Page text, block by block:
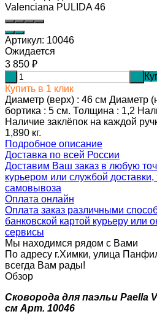
Valenciana PULIDA 46
Артикул: 10046
Ожидается
3 850 ₽
Купить в 1 клик
Диаметр (верх) : 46 см Диаметр
бортика : 5 см. Толщина : 1,2
Наличие заклёпок на каждой
1,890 кг.
Подробное описание
Доставка по всей России
Доставим Ваш заказ в любую
курьером или службой
самовывоза
Оплата онлайн
Оплата заказ различными
банковской картой курьеру или
сервисы
Мы находимся рядом с Вами
По адресу г.Химки, улица
всегда Вам рады!
Обзор
Сковорода для паэльи Paella
см Арт. 10046